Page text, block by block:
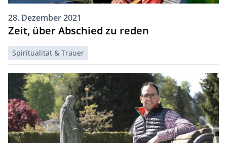
28. Dezember 2021
Zeit, über Abschied zu reden
Spiritualität & Trauer